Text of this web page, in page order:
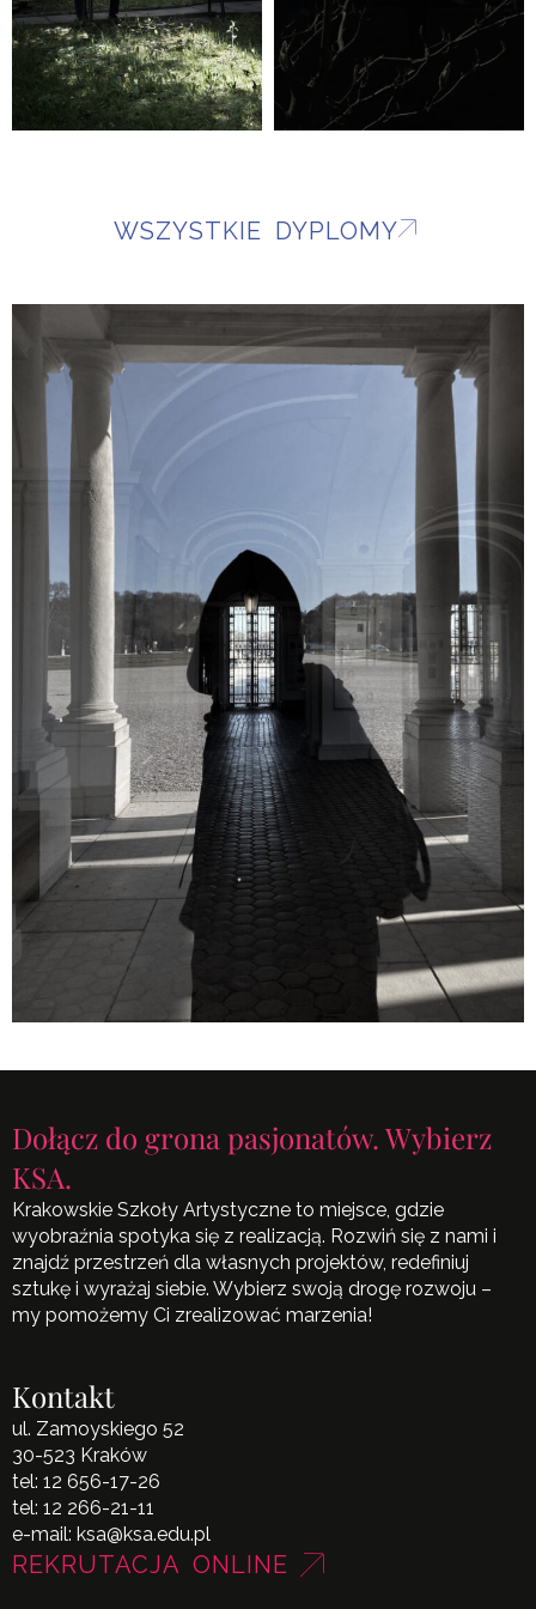
WSZYSTKIE DYPLOMY
Dołącz do grona pasjonatów. Wybierz
KSA.
Krakowskie Szkoły Artystyczne to miejsce, gdzie
wyobraźnia spotyka się z realizacją. Rozwiń się z nami i
znajdź przestrzeń dla własnych projektów, redefiniuj
sztukę i wyrażaj siebie. Wybierz swoją drogę rozwoju –
my pomożemy Ci zrealizować marzenia!
Kontakt
ul. Zamoyskiego 52
30-523 Kraków
tel: 12 656-17-26
tel: 12 266-21-11
e-mail: ksa@ksa.edu.pl
REKRUTACJA ONLINE